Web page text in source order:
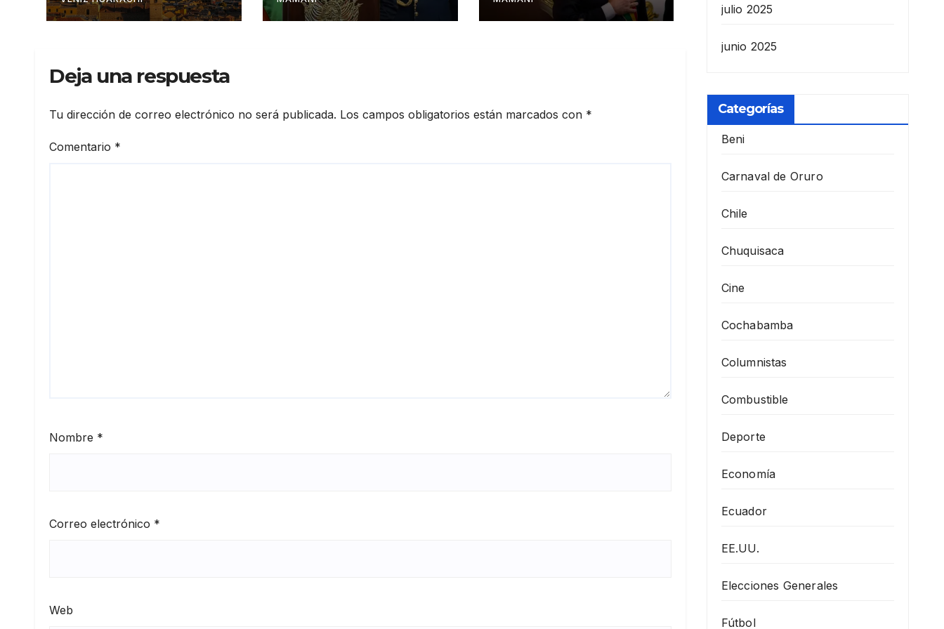
Deja una respuesta
Tu dirección de correo electrónico no será publicada. Los campos obligatorios están marcados con *
Comentario *
Nombre *
Correo electrónico *
Web
julio 2025
junio 2025
Categorías
Beni
Carnaval de Oruro
Chile
Chuquisaca
Cine
Cochabamba
Columnistas
Combustible
Deporte
Economía
Ecuador
EE.UU.
Elecciones Generales
Fútbol